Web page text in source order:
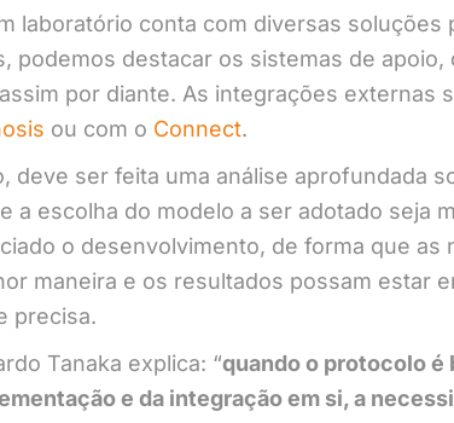
laboratório conta com diversas soluções
podemos destacar os sistemas de apoio,
por diante. As integrações externas
ou com o Connect.
deve ser feita uma análise aprofundada
a escolha do modelo a ser adotado seja
o desenvolvimento, de forma que as
maneira e os resultados possam estar
precisa.
Tanaka explica: “quando o protocolo é
e da integração em si, a